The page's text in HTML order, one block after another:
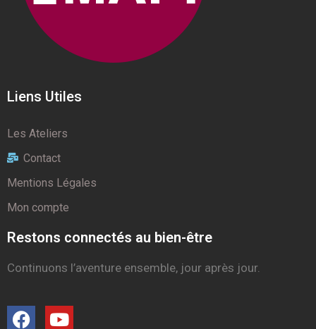
Liens Utiles
Les Ateliers
Contact
Mentions Légales
Mon compte
Restons connectés au bien-être
Continuons l’aventure ensemble, jour après jour.